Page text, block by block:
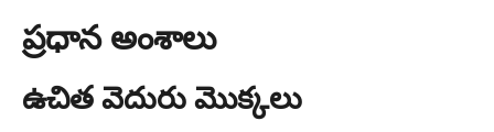
ప్రధాన అంశాలు
ఉచిత వెదురు మొక్కలు